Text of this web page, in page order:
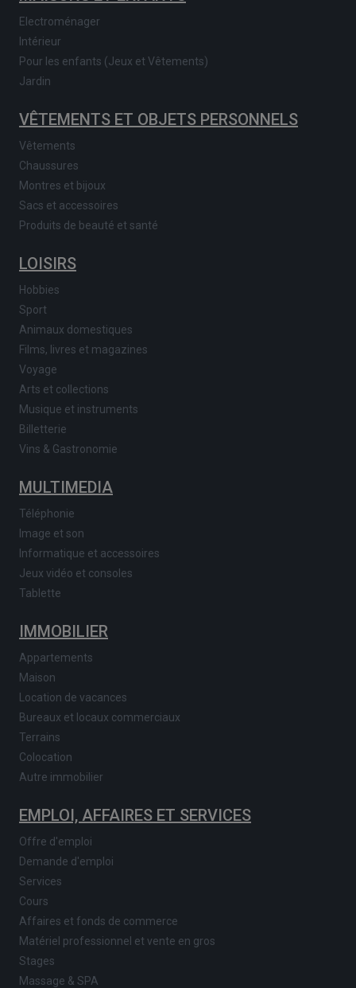
Electroménager
Intérieur
Pour les enfants (Jeux et Vêtements)
Jardin
VÊTEMENTS ET OBJETS PERSONNELS
Vêtements
Chaussures
Montres et bijoux
Sacs et accessoires
Produits de beauté et santé
LOISIRS
Hobbies
Sport
Animaux domestiques
Films, livres et magazines
Voyage
Arts et collections
Musique et instruments
Billetterie
Vins & Gastronomie
MULTIMEDIA
Téléphonie
Image et son
Informatique et accessoires
Jeux vidéo et consoles
Tablette
IMMOBILIER
Appartements
Maison
Location de vacances
Bureaux et locaux commerciaux
Terrains
Colocation
Autre immobilier
EMPLOI, AFFAIRES ET SERVICES
Offre d'emploi
Demande d'emploi
Services
Cours
Affaires et fonds de commerce
Matériel professionnel et vente en gros
Stages
Massage & SPA